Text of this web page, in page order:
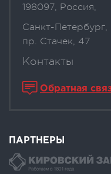
198097, Россия,
Санкт-Петербург,
пр. Стачек, 47
Контакты
Обратная
ПАРТНЕРЫ